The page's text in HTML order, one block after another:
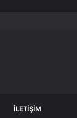
İLETIŞIM